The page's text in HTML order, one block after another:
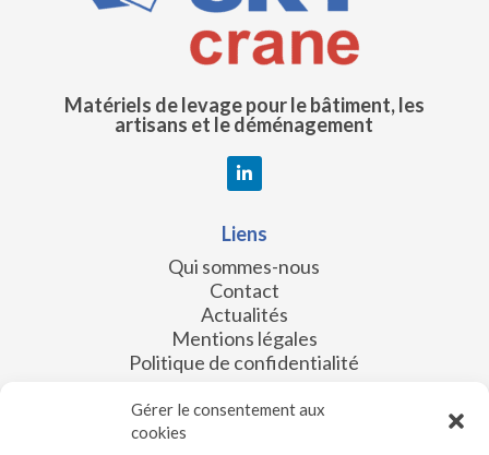
Gérer le consentement aux
cookies
Matériels de levage pour le bâtiment, les
artisans et le déménagement
Liens
Qui sommes-nous
Contact
Actualités
Mentions légales
Politique de confidentialité
Les filiales